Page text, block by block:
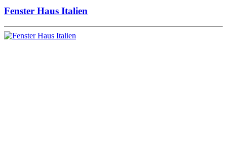
Fenster Haus Italien